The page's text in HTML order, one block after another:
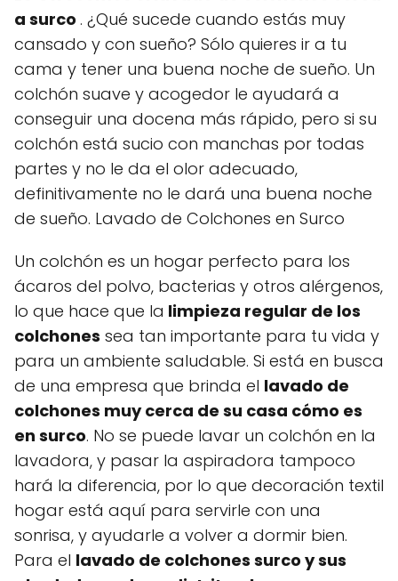
a surco . ¿Qué sucede cuando estás muy
cansado y con sueño? Sólo quieres ir a tu
cama y tener una buena noche de sueño. Un
colchón suave y acogedor le ayudará a
conseguir una docena más rápido, pero si su
colchón está sucio con manchas por todas
partes y no le da el olor adecuado,
definitivamente no le dará una buena noche
de sueño. Lavado de Colchones en Surco
Un colchón es un hogar perfecto para los
ácaros del polvo, bacterias y otros alérgenos,
lo que hace que la limpieza regular de los
colchones sea tan importante para tu vida y
para un ambiente saludable. Si está en busca
de una empresa que brinda el lavado de
colchones muy cerca de su casa cómo es
en surco. No se puede lavar un colchón en la
lavadora, y pasar la aspiradora tampoco
hará la diferencia, por lo que decoración textil
hogar está aquí para servirle con una
sonrisa, y ayudarle a volver a dormir bien.
Para el lavado de colchones surco y sus